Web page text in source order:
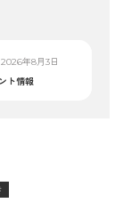
2026年8月3日
ト情報